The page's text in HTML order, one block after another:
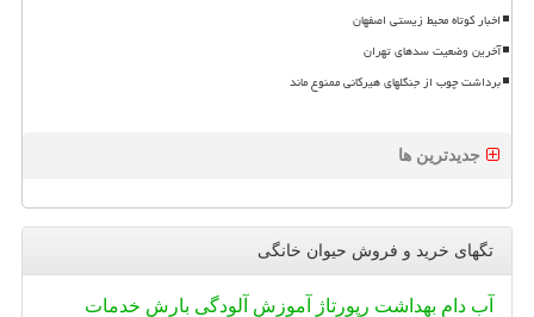
اخبار کوتاه محیط زیستی اصفهان
آخرین وضعیت سدهای تهران
برداشت چوب از جنگلهای هیرکانی ممنوع ماند
جدیدترین ها
تگهای خرید و فروش حیوان خانگی
آب دام بهداشت رپورتاژ آموزش آلودگی بارش خدمات